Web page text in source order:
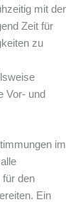
mit der
Zeit für
zu
Vor- und
im
für den
Ein